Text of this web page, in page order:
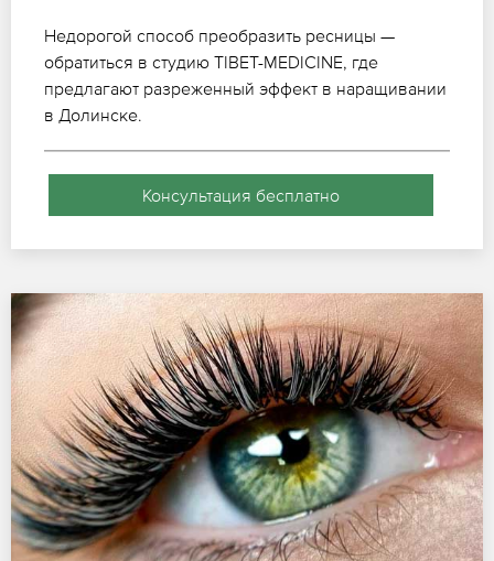
Недорогой способ преобразить ресницы —
обратиться в студию TIBET-MEDICINE, где
предлагают разреженный эффект в наращивании
в Долинске.
Консультация бесплатно